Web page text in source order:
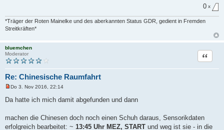
0 x
*Träger der Roten Mainelke und des aberkannten Status GDR, gedient in Fremden
Streitkräften*
bluemchen
Moderator
Re: Chinesische Raumfahrt
Zitat
g
e
s
Do 3. Nov 2016, 22:14
Da hatte ich mich damit abgefunden und dann
machen die Chinesen doch noch einen Schuh daraus, Sensorikdaten
erfolgreich bearbeitet: ~ 13:45 Uhr MEZ, START und weg ist sie - in die